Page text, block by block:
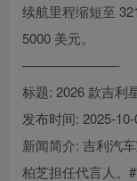
续航里程缩短至
5000 美元。
———————-
标题: 2026 款吉利
发布时间: 2025-
新闻简介: 吉利汽
柏芝担任代言人。